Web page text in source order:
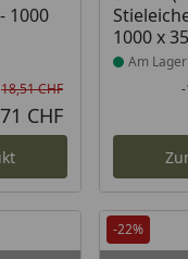
1000
Rabatt in
18,51 CHF
CHF
1000 x
Am Lager
-22%